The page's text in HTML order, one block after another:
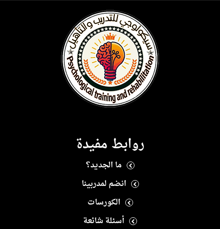
روابط مفيدة
ما الجديد؟
انضم لمدربينا
الكورسات
أسئلة شائعة